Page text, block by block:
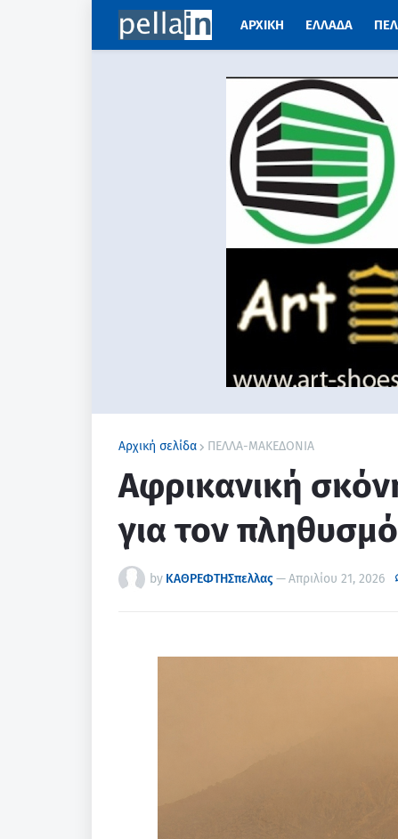
ΑΡΧΙΚΗ ΕΛΛΑΔΑ
Αρχική σελίδα ΠΕΛΛΑ-ΜΑΚΕΔΟΝΙΑ
Αφρικανική
για τον πληθυσμό
by ΚΑΘΡΕΦΤΗΣπελλας—Απριλίου 21, 2026